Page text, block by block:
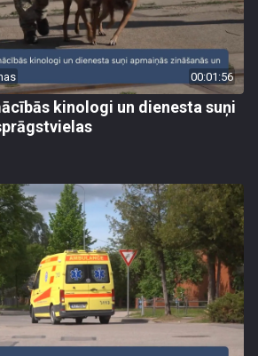
00:01:56
kinologi un dienesta suņi